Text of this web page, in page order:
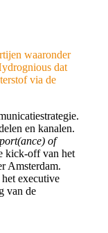
waaronder
dat
via de
en kanalen.
of
kick-off van het
Amsterdam.
executive
van de